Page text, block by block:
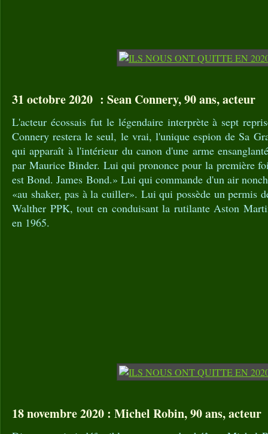
31 octobre 2020 : Sean Connery, 90 ans, acteur
L'acteur écossais fut le légendaire interprète à sept
Connery restera le seul, le vrai, l'unique espion de Sa
qui apparaît à l'intérieur du canon d'une arme
par Maurice Binder. Lui qui prononce pour la première
est Bond. James Bond.» Lui qui commande d'un air
«au shaker, pas à la cuiller». Lui qui possède un permis
Walther PPK, tout en conduisant la rutilante Aston
en 1965.
18 novembre 2020 : Michel Robin, 90 ans, acteur